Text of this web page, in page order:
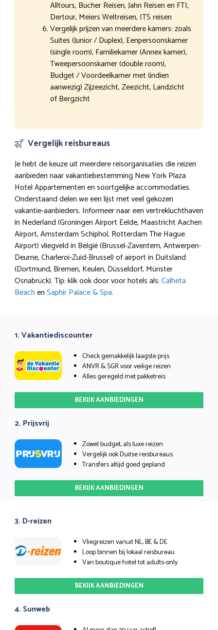
Alltours, Bucher Reisen, Jahn Reisen en FTI,
Dertour, Meiers Weltreisen, ITS reisen
Vergelijk prijzen van meerdere kamers: zoals
Suites (Junior / Duplex), Eenpersoonskamer
(single room), Familiekamer (Annex kamer),
Tweepersoonskamer (double room),
Budget / Voordeelkamer met (indien
aanwezig) Zijzeezicht, Zeezicht, Landzicht
of Bergzicht
Vergelijk reisbureaus
Je hebt de keuze uit meerdere reisorganisaties die reizen
aanbieden naar vakantiebestemming New York Plaza
Hotel Appartementen en soortgelijke accommodaties.
Onderstaand delen we een lijst met veel gekozen
vakantie-aanbieders. Informeer naar een vertrekluchthaven
in Nederland (Groningen Airport Eelde, Maastricht Aachen
Airport, Amsterdam Schiphol, Rotterdam The Hague
Airport) vliegveld in België (Brussel-Zaventem, Antwerpen-
Deurne, Charleroi-Zuid-Brussel) of airport in Duitsland
(Dortmund, Bremen, Keulen, Düsseldorf, Münster
Osnabrück). Tip: klik ook door voor hotels als:Calheta
BeachenSaphir Palace & Spa.
1. Vakantiediscounter
Check gemakkelijk laagste prijs
ANVR & SGR voor veilige reizen
Alles geregeld met pakketreis
BEKIJK AANBIEDINGEN
2. Prijsvrij
Zowel budget, als luxe reizen
Vergelijk ook Duitse reisbureaus
Transfers altijd goed gepland
BEKIJK AANBIEDINGEN
3. D-reizen
Vliegreizen vanuit NL, BE & DE
Loop binnen bij lokaal reisbureau
Van boutique hotel tot adults-only
BEKIJK AANBIEDINGEN
4. Sunweb